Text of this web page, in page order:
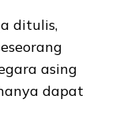
ditulis,
asing
dapat